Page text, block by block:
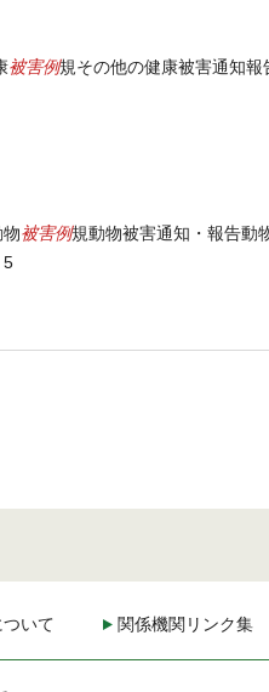
被害例規その他の健康被害通知報
被害例規動物被害通知・報告動
5
いて 関係機関リンク集